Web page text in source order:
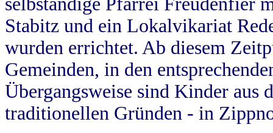
Stabitz und ein Lokalvikariat
wurden errichtet. Ab diesem
Gemeinden, in den
Übergangsweise sind Kinder aus
traditionellen Gründen - in